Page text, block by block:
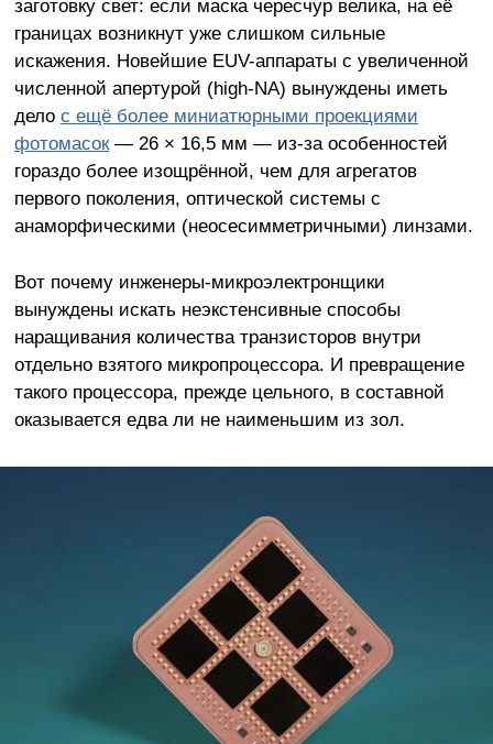
заготовку свет: если маска чересчур велика, на её
границах возникнут уже слишком сильные
искажения. Новейшие EUV-аппараты с увеличенной
численной апертурой (high-NA) вынуждены иметь
дело с ещё более миниатюрными проекциями
фотомасок— 26 × 16,5 мм — из-за особенностей
гораздо более изощрённой, чем для агрегатов
первого поколения, оптической системы с
анаморфическими (неосесимметричными) линзами.
Вот почему инженеры-микроэлектронщики
вынуждены искать неэкстенсивные способы
наращивания количества транзисторов внутри
отдельно взятого микропроцессора. И превращение
такого процессора, прежде цельного, в составной
оказывается едва ли не наименьшим из зол.